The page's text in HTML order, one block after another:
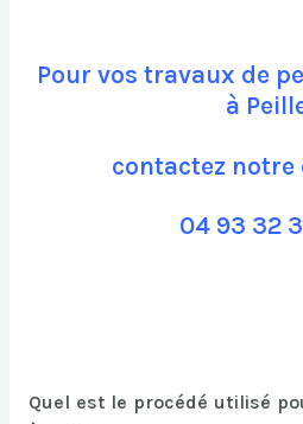
Pour vos travaux de
à
contactez notre
04 93 32
Quel est le procédé utilisé